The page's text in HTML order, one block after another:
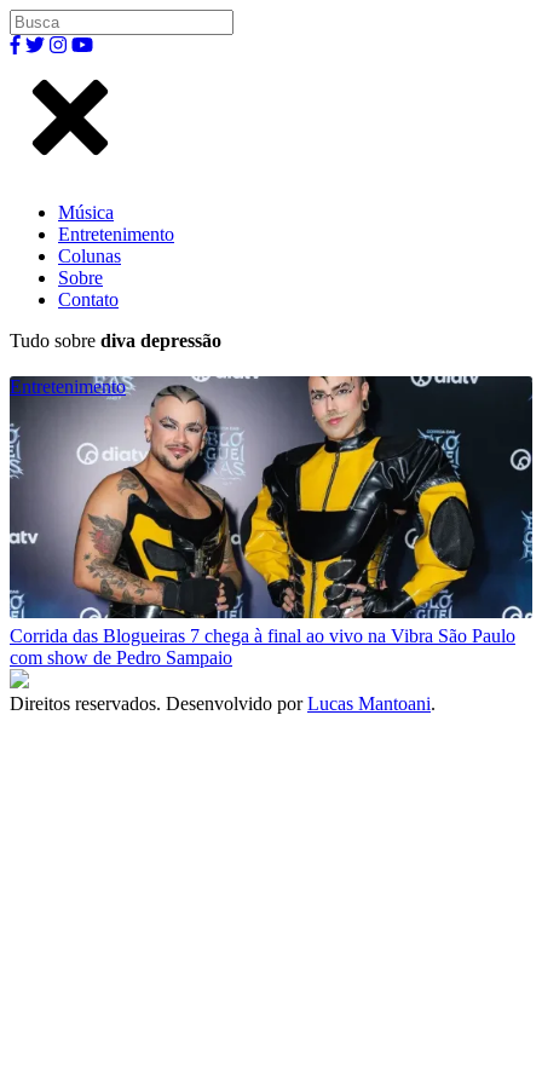
Música
Entretenimento
Colunas
Sobre
Contato
Tudo sobre diva depressão
Entretenimento
Corrida das Blogueiras 7 chega à final ao vivo na Vibra São Paulo
com show de Pedro Sampaio
Direitos reservados. Desenvolvido porLucas Mantoani.